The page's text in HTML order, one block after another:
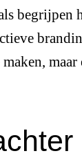
begrijpen